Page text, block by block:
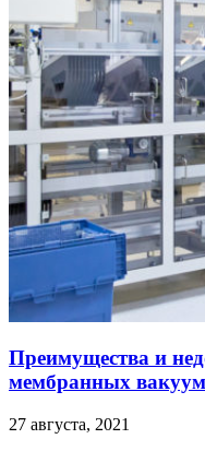
Преимущества и
мембранных
27 августа, 2021